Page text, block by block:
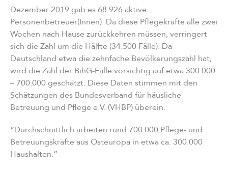
Dezember 2019 gab es 68.926 aktive
Personenbetreuer(Innen). Da diese Pflegekräfte alle zwei
Wochen nach Hause zurückkehren müssen, verringert
sich die Zahl um die Hälfte (34.500 Fälle). Da
Deutschland etwa die zehnfache Bevölkerungszahl hat,
wird die Zahl der BihG-Fälle vorsichtig auf etwa 300.000
– 700.000 geschätzt. Diese Daten stimmen mit den
Schätzungen des Bundesverband für häusliche
Betreuung und Pflege e.V. (VHBP) überein.
“Durchschnittlich arbeiten rund 700.000 Pflege- und
Betreuungskräfte aus Osteuropa in etwa ca. 300.000
Haushalten.”